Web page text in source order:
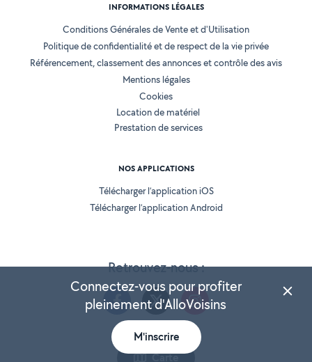
Carte
Retrouvez-nous :
INFORMATIONS LÉGALES
Conditions Générales de Vente et d'Utilisation
Politique de confidentialité et de respect de la vie privée
Référencement, classement des annonces et contrôle des avis
Mentions légales
Cookies
Location de matériel
Prestation de services
NOS APPLICATIONS
Télécharger l’application iOS
Télécharger l’application Android
Connectez-vous pour profiter
pleinement d'AlloVoisins
M'inscrire